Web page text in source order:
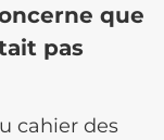
que
pas
cahier des